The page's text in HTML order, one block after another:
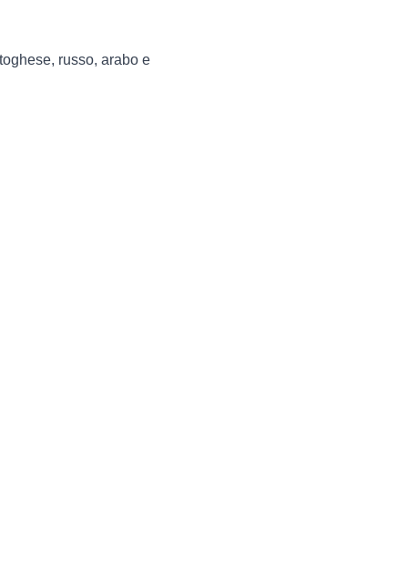
russo, arabo e